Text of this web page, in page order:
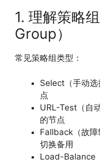
1. 理解策略
Group）
常见策略组类型：
Select（手动
点
URL-Test（自
的节点
Fallback（故障
切换备用
Load-Balance